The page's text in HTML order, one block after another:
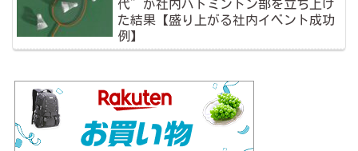
代”が社内バドミントン部を立ち上げ
た結果【盛り上がる社内イベント成功
例】